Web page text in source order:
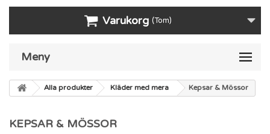
Varukorg (Tom)
Meny
Alla produkter Kläder med mera Kepsar & Mössor
KEPSAR & MÖSSOR